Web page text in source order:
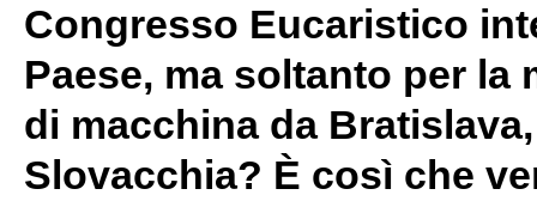
Congresso Eucaristico
Paese, ma soltanto per la
di macchina da
Slovacchia? È così che